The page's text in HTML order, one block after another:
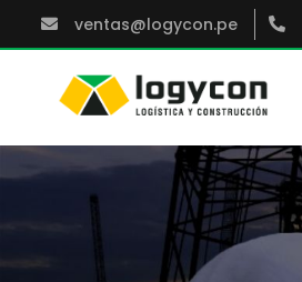
ventas@logycon.pe